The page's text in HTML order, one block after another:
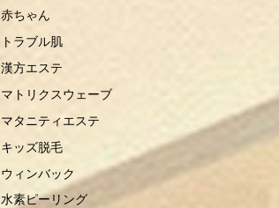
赤ちゃん
トラブル肌
漢方エステ
マトリクスウェーブ
マタニティエステ
キッズ脱毛
ウィンバック
水素ピーリング